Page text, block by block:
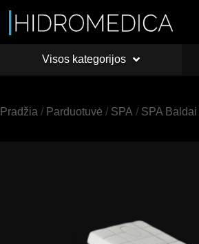
Visos kategorijos
Visos kategorijos
Pradžia / Parduotuvė / SPA / SPA Baldai